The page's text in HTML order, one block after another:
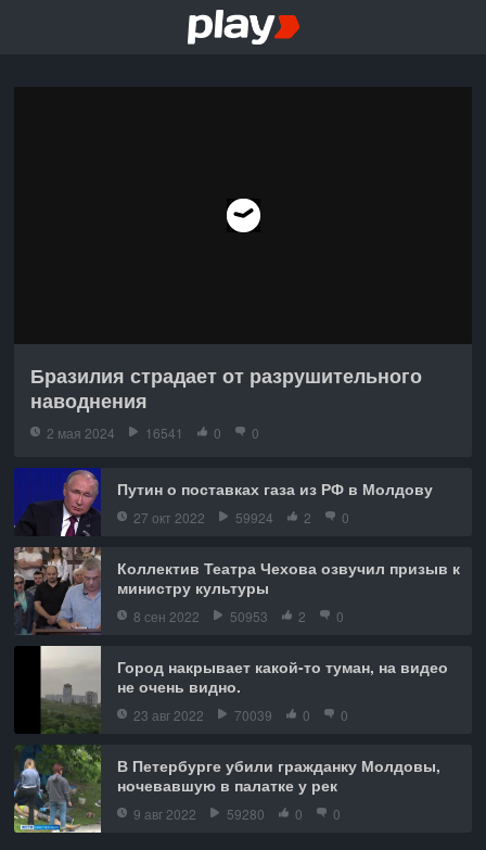
Бразилия страдает от разрушительного
наводнения
2 мая 2024 16541 0 0
Путин о поставках газа из РФ в Молдову
27 окт 2022 59924 2 0
Коллектив Театра Чехова озвучил призыв к
министру культуры
8 сен 2022 50953 2 0
Город накрывает какой-то туман, на видео
не очень видно.
23 авг 2022 70039 0 0
В Петербурге убили гражданку Молдовы,
ночевавшую в палатке у рек
9 авг 2022 59280 0 0